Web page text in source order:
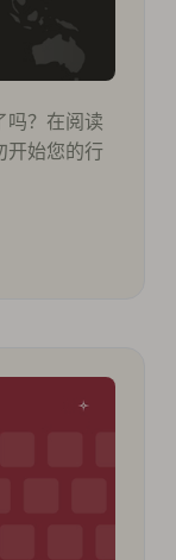
吗？在阅读
开始您的行